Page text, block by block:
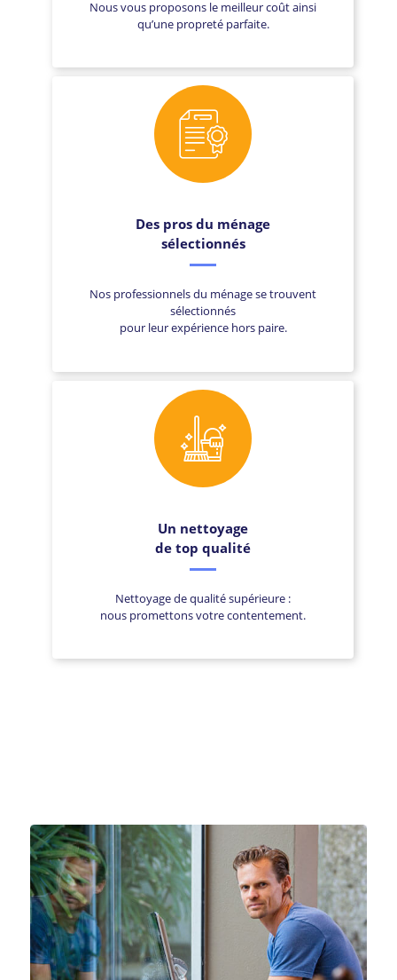
Nous vous proposons le meilleur coût ainsi
qu’une propreté parfaite.
Des pros du ménage
sélectionnés
Nos professionnels du ménage se trouvent
sélectionnés
pour leur expérience hors paire.
Un nettoyage
de top qualité
Nettoyage de qualité supérieure :
nous promettons votre contentement.